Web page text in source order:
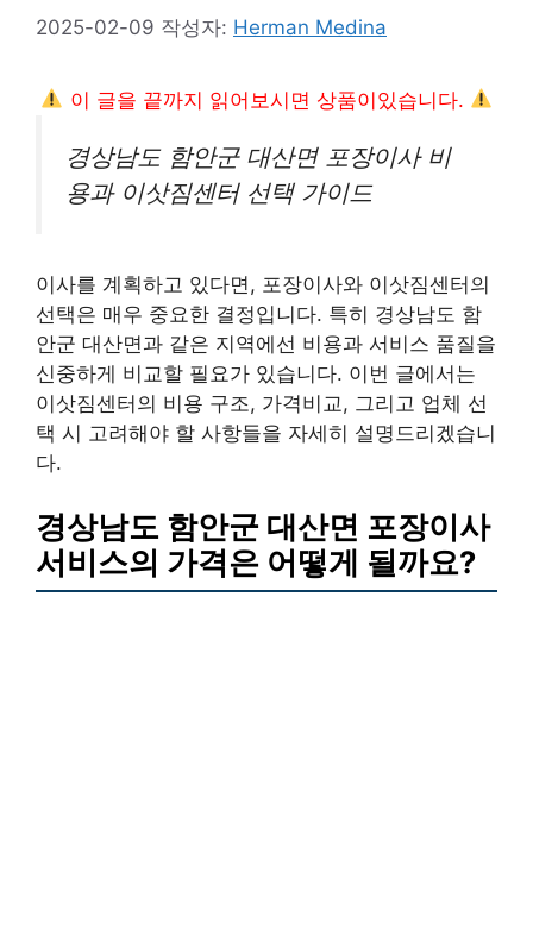
2025-02-09 작성자: Herman Medina
이 글을 끝까지 읽어보시면 상품이있습니다.
경상남도 함안군 대산면 포장이사 비
용과 이삿짐센터 선택 가이드
이사를 계획하고 있다면, 포장이사와 이삿짐센터의
선택은 매우 중요한 결정입니다. 특히 경상남도 함
안군 대산면과 같은 지역에선 비용과 서비스 품질을
신중하게 비교할 필요가 있습니다. 이번 글에서는
이삿짐센터의 비용 구조, 가격비교, 그리고 업체 선
택 시 고려해야 할 사항들을 자세히 설명드리겠습니
다.
경상남도 함안군 대산면 포장이사
서비스의 가격은 어떻게 될까요?